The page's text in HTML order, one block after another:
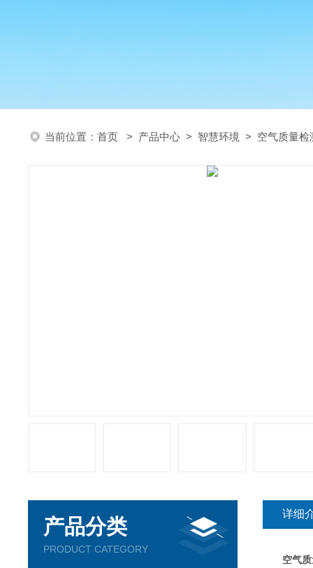
当前位置： 首页 > 产品中心 > 智慧环境 > 空气质量检
产品分类
PRODUCT CATEGORY
详细
空气